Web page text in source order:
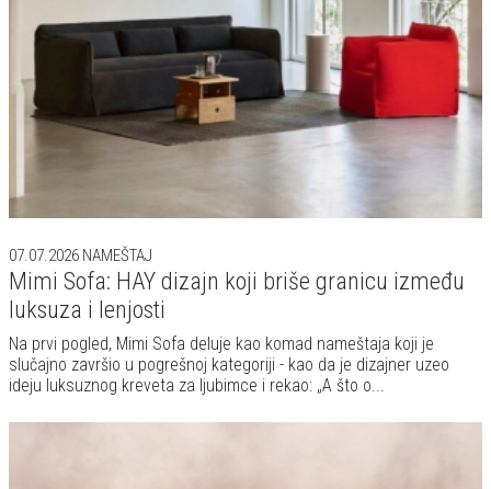
07.07.2026 NAMEŠTAJ
Mimi Sofa: HAY dizajn koji briše granicu između
luksuza i lenjosti
Na prvi pogled, Mimi Sofa deluje kao komad nameštaja koji je
slučajno završio u pogrešnoj kategoriji - kao da je dizajner uzeo
ideju luksuznog kreveta za ljubimce i rekao: „A što o...